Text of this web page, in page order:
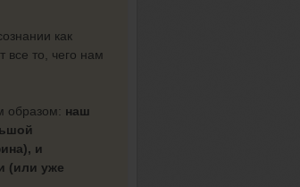
как
все то, чего нам
образом: наш
и
(или уже